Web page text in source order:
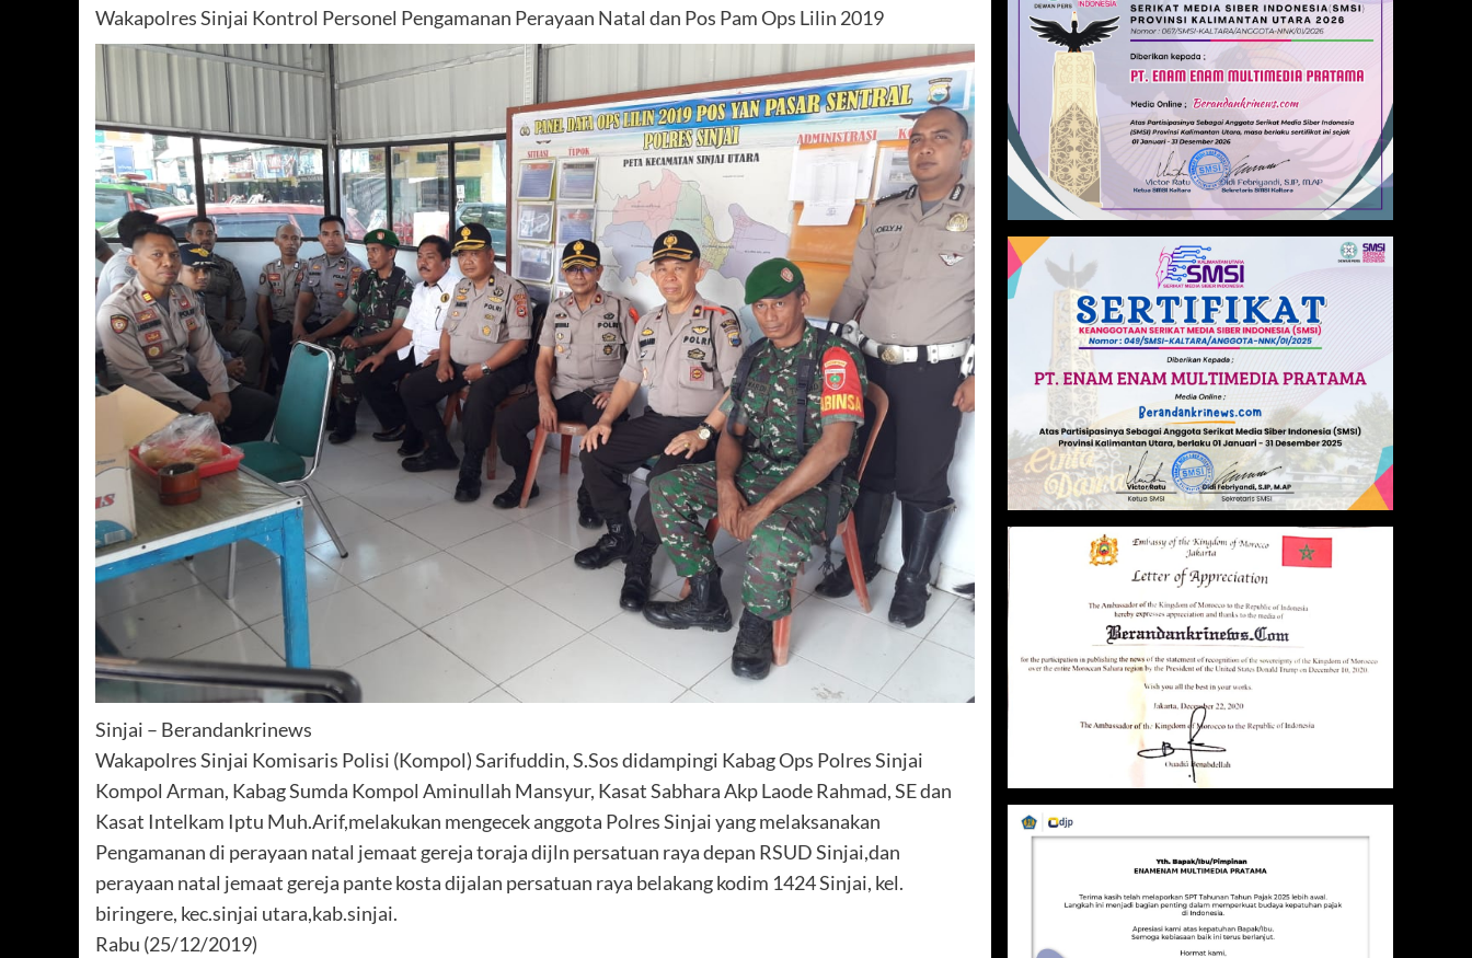
Wakapolres Sinjai Kontrol Personel Pengamanan Perayaan Natal dan Pos Pam Ops Lilin 2019
Sinjai – Berandankrinews
Wakapolres Sinjai Komisaris Polisi (Kompol) Sarifuddin, S.Sos didampingi Kabag Ops Polres Sinjai
Kompol Arman, Kabag Sumda Kompol Aminullah Mansyur, Kasat Sabhara Akp Laode Rahmad, SE dan
Kasat Intelkam Iptu Muh.Arif,melakukan mengecek anggota Polres Sinjai yang melaksanakan
Pengamanan di perayaan natal jemaat gereja toraja dijln persatuan raya depan RSUD Sinjai,dan
perayaan natal jemaat gereja pante kosta dijalan persatuan raya belakang kodim 1424 Sinjai, kel.
biringere, kec.sinjai utara,kab.sinjai.
Rabu (25/12/2019)